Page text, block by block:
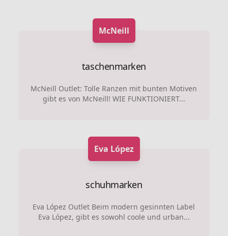
McNeill
taschenmarken
McNeill Outlet: Tolle Ranzen mit bunten Motiven
gibt es von McNeill! WIE FUNKTIONIERT...
Eva López
schuhmarken
Eva López Outlet Beim modern gesinnten Label
Eva López, gibt es sowohl coole und urban...